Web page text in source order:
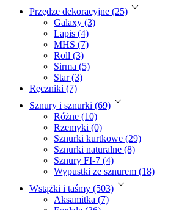
Przędze dekoracyjne (25)
Galaxy (3)
Lapis (4)
MHS (7)
Roll (3)
Sirma (5)
Star (3)
Ręczniki (7)
Sznury i sznurki (69)
Różne (10)
Rzemyki (0)
Sznurki kurtkowe (29)
Sznurki naturalne (8)
Sznury FI-7 (4)
Wypustki ze sznurem (18)
Wstążki i taśmy (503)
Aksamitka (7)